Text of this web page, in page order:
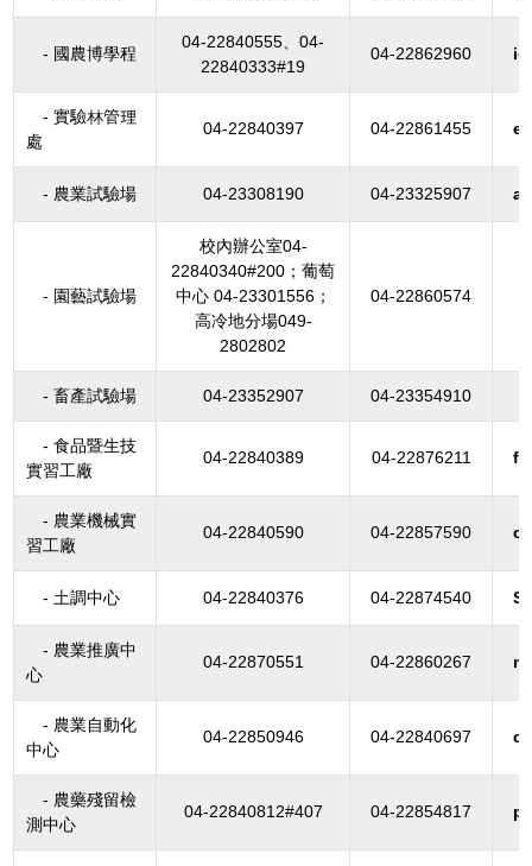
- 國農博學程
04-22840555、04-
22840333#19
04-22862960
- 實驗林管理
處
04-22840397 04-22861455
- 農業試驗場 04-23308190 04-23325907
- 園藝試驗場
校內辦公室04-
22840340#200；葡萄
中心 04-23301556；
高冷地分場049-
2802802
04-22860574
- 畜產試驗場 04-23352907 04-23354910
- 食品暨生技
實習工廠
04-22840389 04-22876211
- 農業機械實
習工廠
04-22840590 04-22857590
- 土調中心 04-22840376 04-22874540
- 農業推廣中
心
04-22870551 04-22860267
- 農業自動化
中心
04-22850946 04-22840697
- 農藥殘留檢
測中心
04-22840812#407 04-22854817